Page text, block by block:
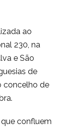
ao
230, na
e São
de
concelho de
confluem